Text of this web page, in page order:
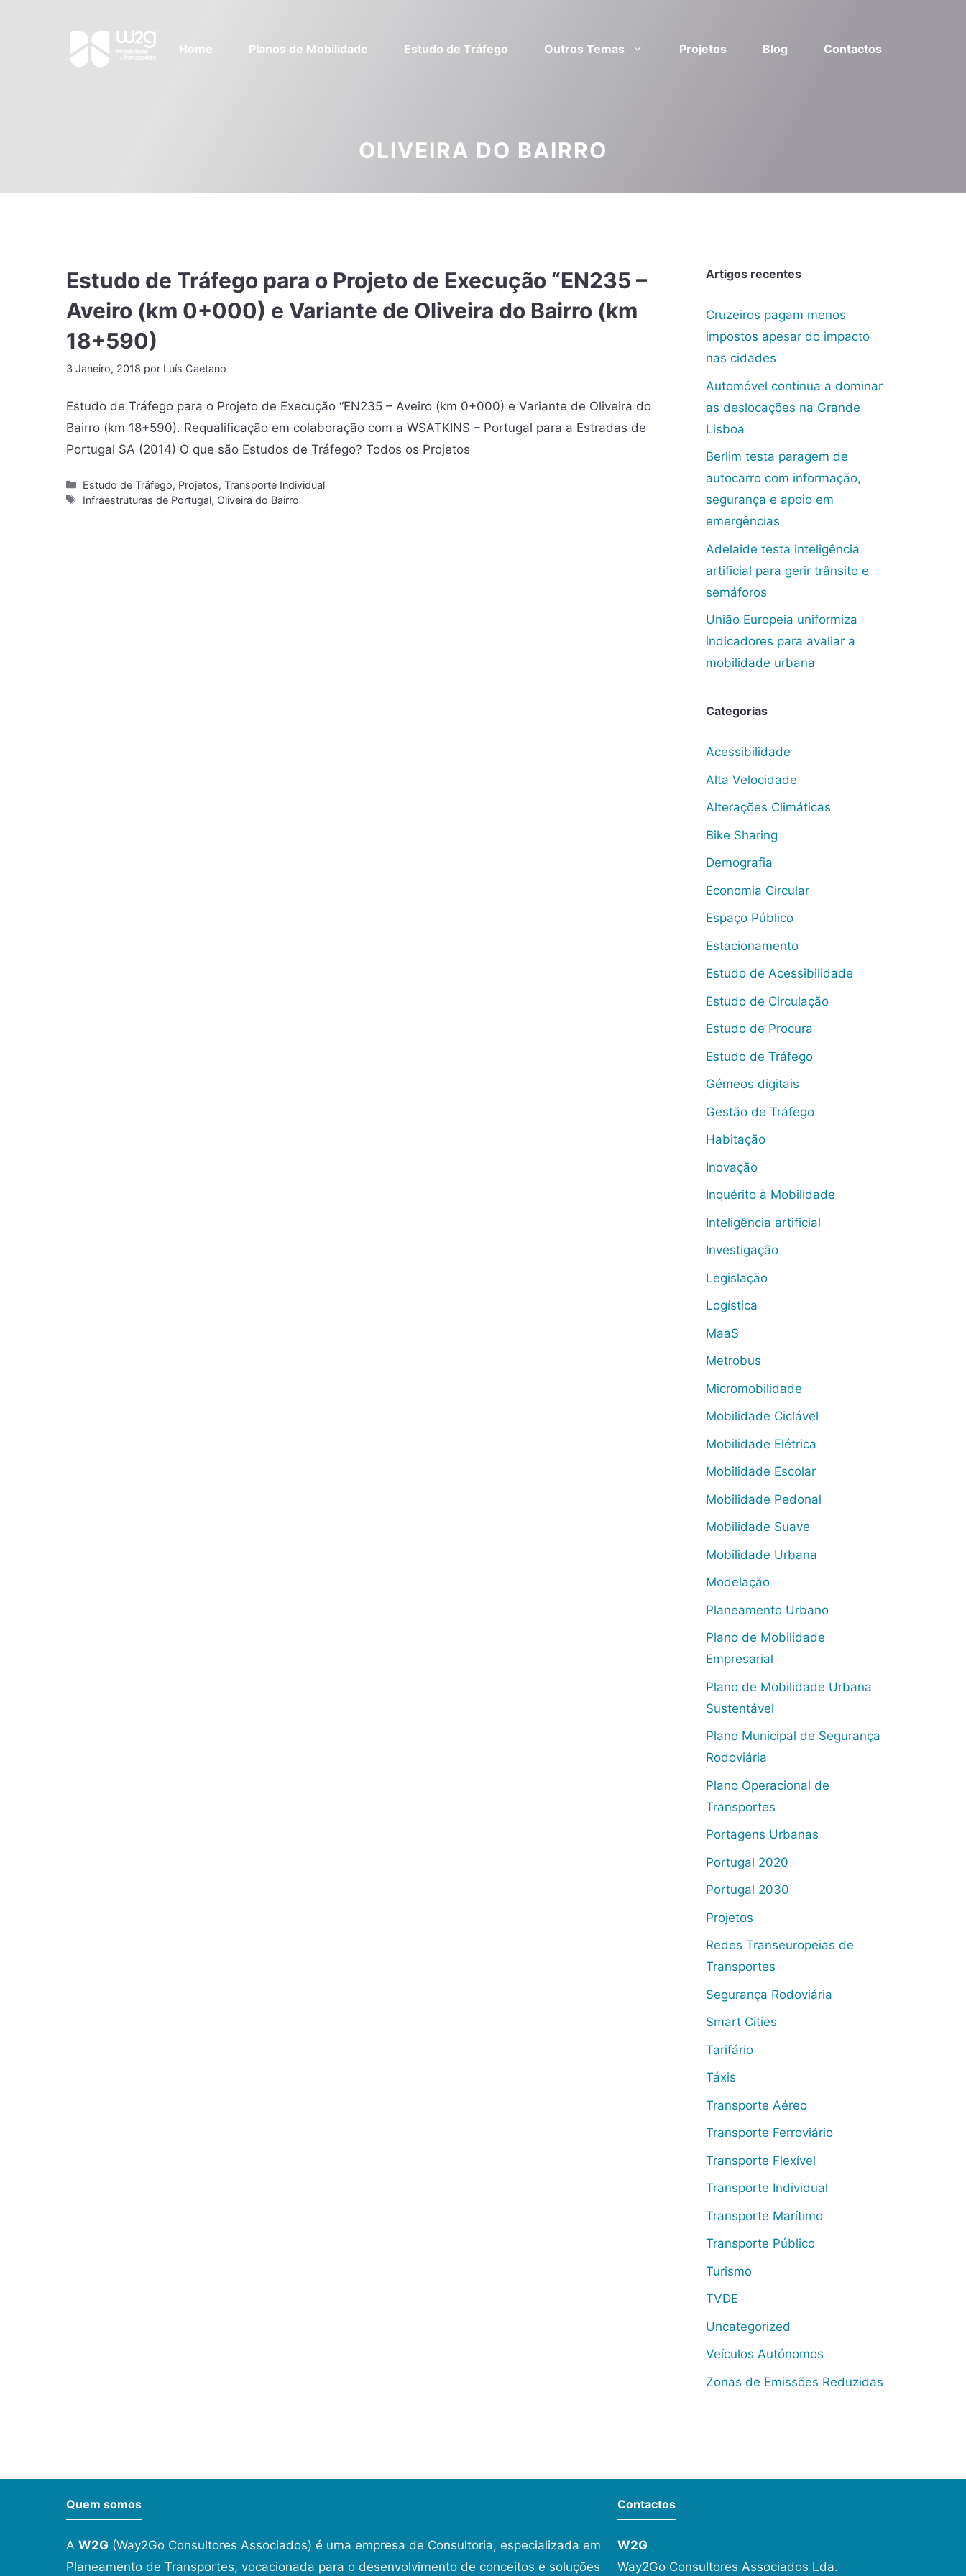
Home Planos de Mobilidade Estudo de Tráfego Outros Temas Projetos Blog Contactos
OLIVEIRA DO BAIRRO
Estudo de Tráfego para o Projeto de Execução “EN235 –
Aveiro (km 0+000) e Variante de Oliveira do Bairro (km
18+590)
3 Janeiro, 2018 por Luís Caetano
Estudo de Tráfego para o Projeto de Execução “EN235 – Aveiro (km 0+000) e Variante de Oliveira do
Bairro (km 18+590). Requalificação em colaboração com a WSATKINS – Portugal para a Estradas de
Portugal SA (2014) O que são Estudos de Tráfego? Todos os Projetos
Estudo de Tráfego, Projetos,Transporte Individual
Infraestruturas de Portugal, Oliveira do Bairro
Artigos recentes
Cruzeiros pagam menos
impostos apesar do impacto
nas cidades
Automóvel continua a dominar
as deslocações na Grande
Lisboa
Berlim testa paragem de
autocarro com informação,
segurança e apoio em
emergências
Adelaide testa inteligência
artificial para gerir trânsito e
semáforos
União Europeia uniformiza
indicadores para avaliar a
mobilidade urbana
Categorias
Acessibilidade
Alta Velocidade
Alterações Climáticas
Bike Sharing
Demografia
Economia Circular
Espaço Público
Estacionamento
Estudo de Acessibilidade
Estudo de Circulação
Estudo de Procura
Estudo de Tráfego
Gémeos digitais
Gestão de Tráfego
Habitação
Inovação
Inquérito à Mobilidade
Inteligência artificial
Investigação
Legislação
Logística
MaaS
Metrobus
Micromobilidade
Mobilidade Ciclável
Mobilidade Elétrica
Mobilidade Escolar
Mobilidade Pedonal
Mobilidade Suave
Mobilidade Urbana
Modelação
Planeamento Urbano
Plano de Mobilidade
Empresarial
Plano de Mobilidade Urbana
Sustentável
Plano Municipal de Segurança
Rodoviária
Plano Operacional de
Transportes
Portagens Urbanas
Portugal 2020
Portugal 2030
Projetos
Redes Transeuropeias de
Transportes
Segurança Rodoviária
Smart Cities
Tarifário
Táxis
Transporte Aéreo
Transporte Ferroviário
Transporte Flexível
Transporte Individual
Transporte Marítimo
Transporte Público
Turismo
TVDE
Uncategorized
Veículos Autónomos
Zonas de Emissões Reduzidas
Quem somos
A W2G (Way2Go Consultores Associados) é uma empresa de Consultoria, especializada em
Planeamento de Transportes, vocacionada para o desenvolvimento de conceitos e soluções
Contactos
W2G
Way2Go Consultores Associados Lda.